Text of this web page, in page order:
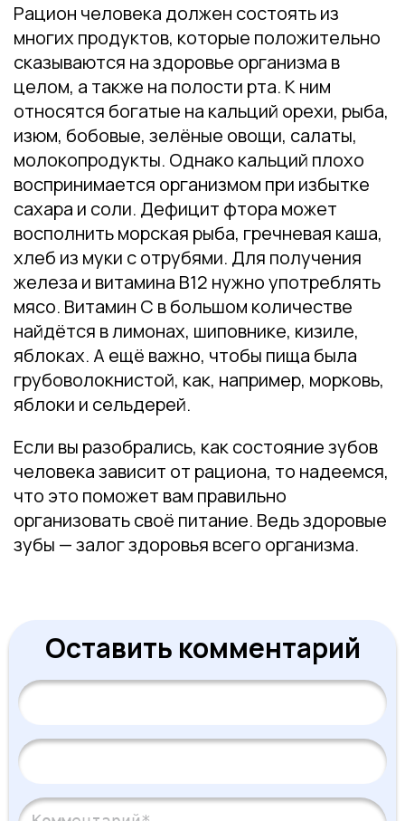
Рацион человека должен состоять из
многих продуктов, которые положительно
сказываются на здоровье организма в
целом, а также на полости рта. К ним
относятся богатые на кальций орехи, рыба,
изюм, бобовые, зелёные овощи, салаты,
молокопродукты. Однако кальций плохо
воспринимается организмом при избытке
сахара и соли. Дефицит фтора может
восполнить морская рыба, гречневая каша,
хлеб из муки с отрубями. Для получения
железа и витамина B12 нужно употреблять
мясо. Витамин C в большом количестве
найдётся в лимонах, шиповнике, кизиле,
яблоках. А ещё важно, чтобы пища была
грубоволокнистой, как, например, морковь,
яблоки и сельдерей.
Если вы разобрались, как состояние зубов
человека зависит от рациона, то надеемся,
что это поможет вам правильно
организовать своё питание. Ведь здоровые
зубы — залог здоровья всего организма.
Оставить комментарий